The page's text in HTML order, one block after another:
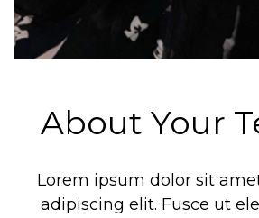
About Your
Lorem ipsum dolor sit
adipiscing elit. Fusce ut